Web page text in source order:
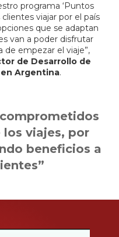
programa ‘Puntos
viajar por el país
que se adaptan
van a poder disfrutar
empezar el viaje”,
de Desarrollo de
en Argentina.
los viajes, por
beneficios a